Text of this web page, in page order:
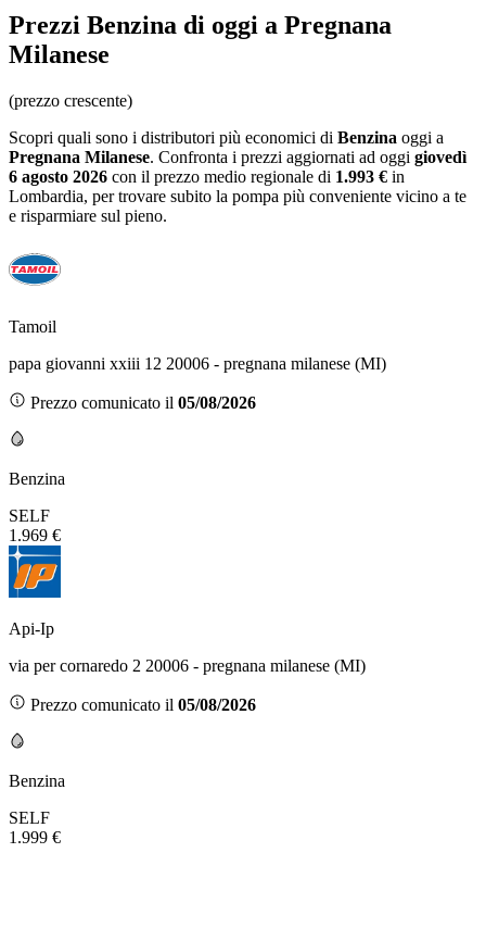
Prezzi Benzina di oggi a Pregnana
Milanese
(prezzo crescente)
Scopri quali sono i distributori più economici di Benzina oggi a
Pregnana Milanese. Confronta i prezzi aggiornati ad oggi giovedì
6 agosto 2026 con il prezzo medio regionale di 1.993 € in
Lombardia, per trovare subito la pompa più conveniente vicino a te
e risparmiare sul pieno.
Tamoil
papa giovanni xxiii 12 20006 - pregnana milanese (MI)
Prezzo comunicato il 05/08/2026
Benzina
SELF
1.969 €
Api-Ip
via per cornaredo 2 20006 - pregnana milanese (MI)
Prezzo comunicato il 05/08/2026
Benzina
SELF
1.999 €